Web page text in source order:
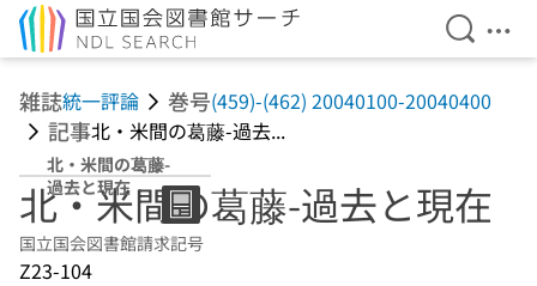
検索を
メ
雑誌統一評論 巻号(459)-(462) 20040100-20040400
記事北・米間の葛藤-過去...
北・米間の葛藤-
過去と現在
北・米間の葛藤-過去と現在
国立国会図書館請求記号
Z23-104